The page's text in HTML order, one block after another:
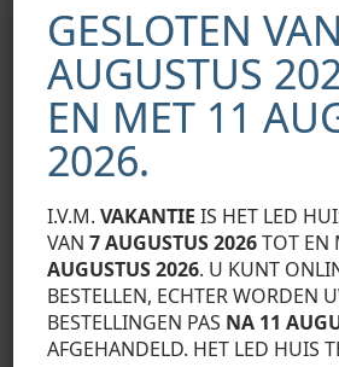
Montageschema van de
LED-strips, (3) TOPO-kappen met gat,
SKU: 12-0822-10
Categorie: Lumines profiel
GESLOTEN
AUGUSTUS
EN MET 11
2026.
I.V.M.VAKANTIE IS HET LED
VAN7 AUGUSTUS 2026TOT EN
AUGUSTUS 2026. U KUNT
BESTELLEN, ECHTER WORDEN
BESTELLINGEN PAS NA 11
AFGEHANDELD. HET LED HUIS